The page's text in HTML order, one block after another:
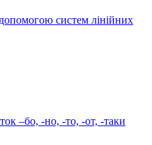
систем лінійних
–бо, -но, -то, -от, -таки